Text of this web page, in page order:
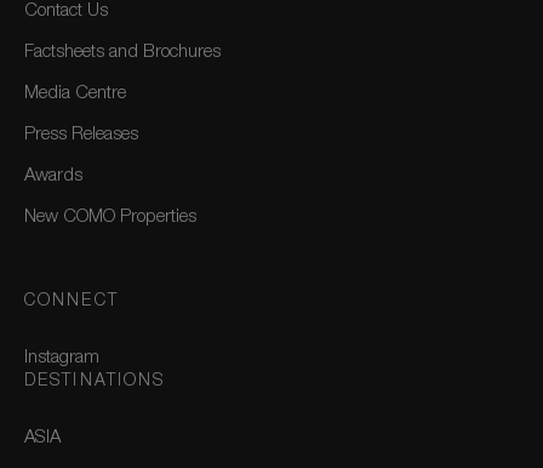
Contact Us
Factsheets and Brochures
Media Centre
Press Releases
Awards
New COMO Properties
CONNECT
Instagram
DESTINATIONS
ASIA